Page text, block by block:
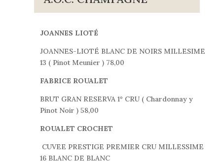
JOANNES LIOTÉ
JOANNES-LIOTÉ BLANC DE NOIRS MILLESIME
13 ( Pinot Meunier ) 78,00
FABRICE ROUALET
BRUT GRAN RESERVA 1º CRU ( Chardonnay y
Pinot Noir ) 58,00
ROUALET CROCHET
CUVEE PRESTIGE PREMIER CRU MILLESSIME
16 BLANC DE BLANC